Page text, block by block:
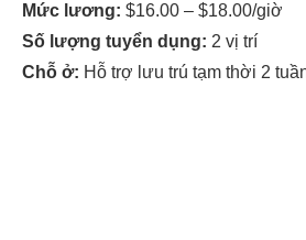
Mức lương: $16.00 – $18.00/giờ
Số lượng tuyển dụng: 2 vị trí
Chỗ ở: Hỗ trợ lưu trú tạm thời 2